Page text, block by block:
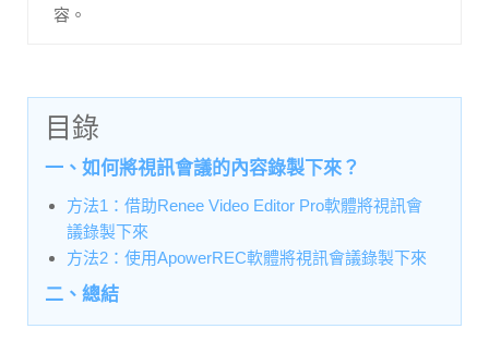
容。
目錄
一、如何將視訊會議的內容錄製下來？
方法1：借助Renee Video Editor Pro軟體將視訊會
議錄製下來
方法2：使用ApowerREC軟體將視訊會議錄製下來
二、總結